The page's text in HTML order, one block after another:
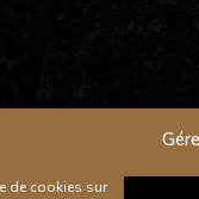
de cookies sur